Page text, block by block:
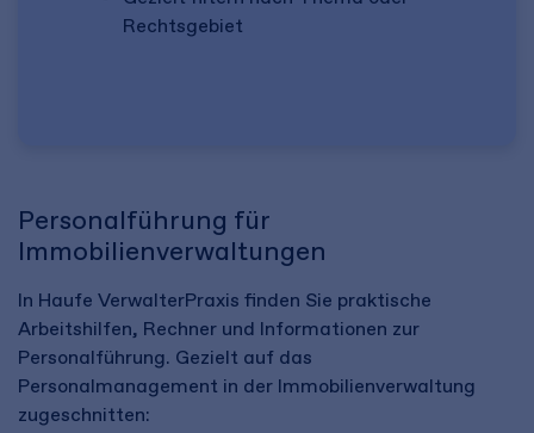
Rechtsgebiet
Personalführung für
Immobilienverwaltungen
In Haufe VerwalterPraxis finden Sie praktische
Arbeitshilfen, Rechner und Informationen zur
Personalführung. Gezielt auf das
Personalmanagement in der Immobilienverwaltung
zugeschnitten: